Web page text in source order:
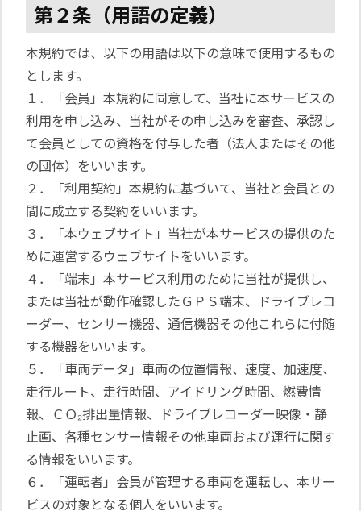
第２条（用語の定義）
本規約では、以下の用語は以下の意味で使用するもの
とします。
１．「会員」本規約に同意して、当社に本サービスの
利用を申し込み、当社がその申し込みを審査、承認し
て会員としての資格を付与した者（法人またはその他
の団体）をいいます。
２．「利用契約」本規約に基づいて、当社と会員との
間に成立する契約をいいます。
３．「本ウェブサイト」当社が本サービスの提供のた
めに運営するウェブサイトをいいます。
４．「端末」本サービス利用のために当社が提供し、
または当社が動作確認したＧＰＳ端末、ドライブレコ
ーダー、センサー機器、通信機器その他これらに付随
する機器をいいます。
５．「車両データ」車両の位置情報、速度、加速度、
走行ルート、走行時間、アイドリング時間、燃費情
報、ＣＯ₂排出量情報、ドライブレコーダー映像・静
止画、各種センサー情報その他車両および運行に関す
る情報をいいます。
６．「運転者」会員が管理する車両を運転し、本サー
ビスの対象となる個人をいいます。